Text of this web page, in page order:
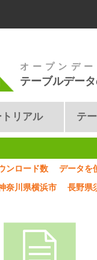
オープンデ
テーブルデー
リアル テ
ンロード数 データを
奈川県横浜市
長野県